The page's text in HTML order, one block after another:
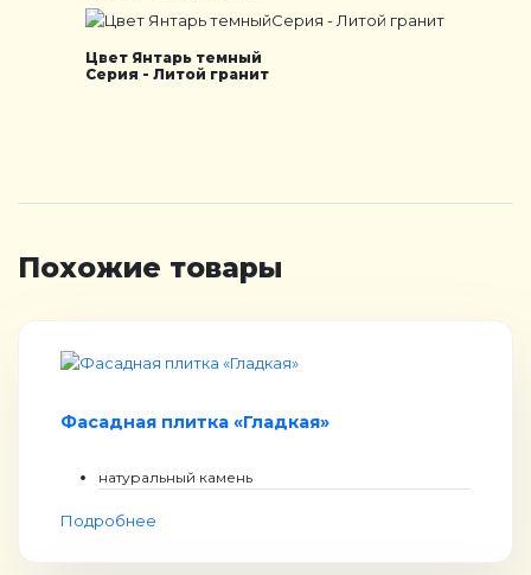
Цвет Янтарь темный
Серия - Литой гранит
Похожие товары
Фасадная плитка «Гладкая»
натуральный камень
Подробнее